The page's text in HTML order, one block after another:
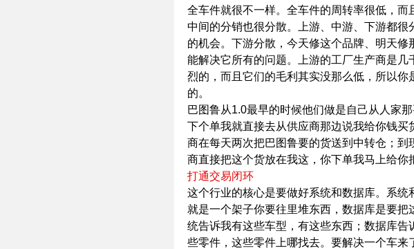
全车件就很不一样。全车件的周转率很低，而
中间的分销也很分散。上游、中游、下游都很
的机会。下游分散，今天修这个品牌、明天修
能解决它所有的问题。上游的工厂生产商是几
烈的，而且它们的毛利其实没那么低，所以你
的。
巴图鲁从1.0最早的时候他们做是自己从人家
下个单我就直接去从供应商那边说我给你钱买
商在每天两次把巴图鲁要的货送到中转仓；到
商直接把这个货放在我这，你下单我马上给你
打通交易闭环
这个行业的核心是要做好系统和数据库。系统
就是一个架子你要往里堆东西，数据库是要把
统告诉我有这些车型，有这些东西；数据库告
些零件，这些零件上哪找去。要解决一个车来